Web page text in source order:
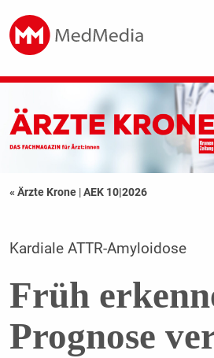
« Ärzte Krone |AEK 10|2026
Kardiale ATTR-Amyloidose
Früh
Prognose